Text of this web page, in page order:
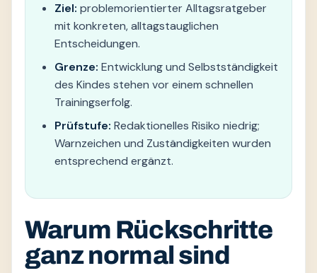
Ziel: problemorientierter Alltagsratgeber
mit konkreten, alltagstauglichen
Entscheidungen.
Grenze: Entwicklung und Selbstständigkeit
des Kindes stehen vor einem schnellen
Trainingserfolg.
Prüfstufe: Redaktionelles Risiko niedrig;
Warnzeichen und Zuständigkeiten wurden
entsprechend ergänzt.
Warum Rückschritte
ganz normal sind